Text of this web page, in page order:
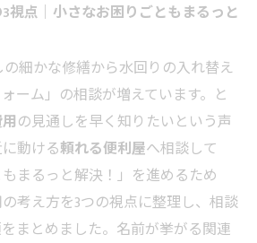
点｜小さなお困りごともまるっと
細かな修繕から水回りの入れ替え
ーム」の相談が増えています。と
の見通しを早く知りたいという声
動ける頼れる便利屋へ相談して
もまるっと解決！」を進めるため
考え方を3つの視点に整理し、相談
まとめました。名前が挙がる関連